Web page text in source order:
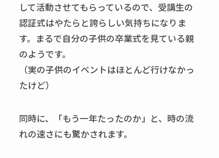
して活動させてもらっているので、受講生の
認証式はやたらと誇らしい気持ちになりま
す。まるで自分の子供の卒業式を見ている親
のようです。
（実の子供のイベントはほとんど行けなかっ
たけど）
同時に、「もう一年たったのか」と、時の流
れの速さにも驚かされます。